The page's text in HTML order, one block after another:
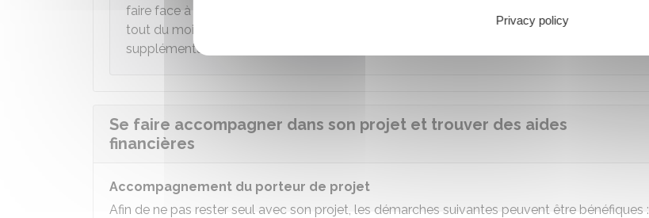
faire face à un imprévu. Il est aussi prudent d'anticiper un
tout du moins lors du démarrage de l'activité : week-end et soirée, heures
supplémentaires.
Se faire accompagner dans son projet et trouver des aides
financières
Accompagnement du porteur de projet
Afin de ne pas rester seul avec son projet, les démarches suivantes peuvent être bénéfiques :
Privacy policy